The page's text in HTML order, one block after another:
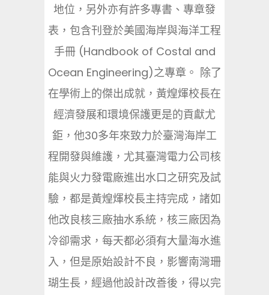
地位，另外亦有許多專書、專章發
表，包含刊登於美國海岸與海洋工程
手冊 (Handbook of Costal and
Ocean Engineering)之專章。 除了
在學術上的傑出成就，黃煌煇校長在
經濟發展和環境保護更是的貢獻尤
鉅，他30多年來致力於臺灣海岸工
程開發與維護，尤其臺灣電力公司核
能與火力發電廠進出水口之研究及試
驗，都是黃煌煇校長主持完成，諸如
他改良核三廠抽水系統，核三廠因為
冷卻需求，每天都必須有大量海水進
入，但是原始設計不良，影響南灣珊
瑚生長，經過他設計改善後，得以完